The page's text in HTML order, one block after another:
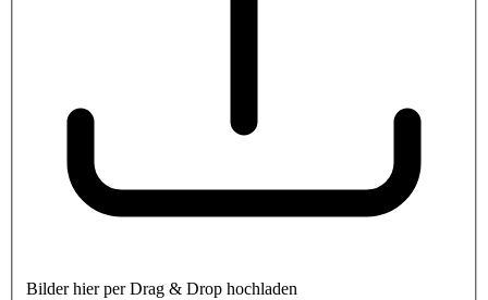
Bilder hier per Drag & Drop hochladen